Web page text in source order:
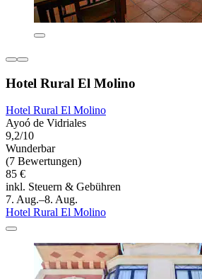
Hotel Rural El Molino
Hotel Rural El Molino
Ayoó de Vidriales
9,2/10
Wunderbar
(7 Bewertungen)
85 €
inkl. Steuern & Gebühren
7. Aug.–8. Aug.
Hotel Rural El Molino